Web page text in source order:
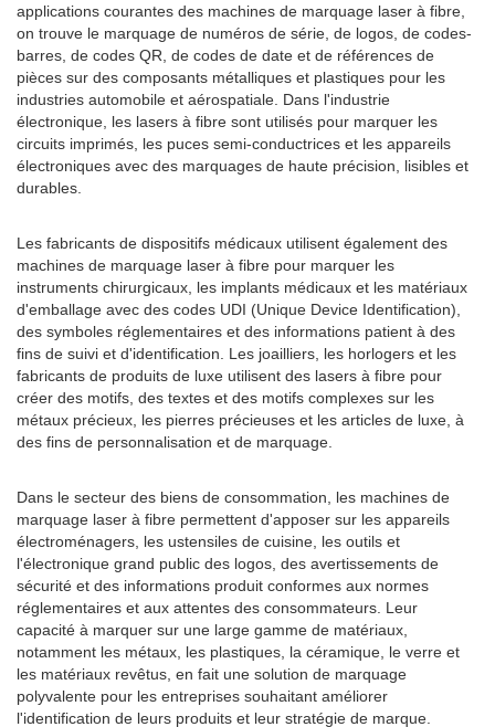
applications courantes des machines de marquage laser à fibre,
on trouve le marquage de numéros de série, de logos, de codes-
barres, de codes QR, de codes de date et de références de
pièces sur des composants métalliques et plastiques pour les
industries automobile et aérospatiale. Dans l'industrie
électronique, les lasers à fibre sont utilisés pour marquer les
circuits imprimés, les puces semi-conductrices et les appareils
électroniques avec des marquages de haute précision, lisibles et
durables.
Les fabricants de dispositifs médicaux utilisent également des
machines de marquage laser à fibre pour marquer les
instruments chirurgicaux, les implants médicaux et les matériaux
d'emballage avec des codes UDI (Unique Device Identification),
des symboles réglementaires et des informations patient à des
fins de suivi et d'identification. Les joailliers, les horlogers et les
fabricants de produits de luxe utilisent des lasers à fibre pour
créer des motifs, des textes et des motifs complexes sur les
métaux précieux, les pierres précieuses et les articles de luxe, à
des fins de personnalisation et de marquage.
Dans le secteur des biens de consommation, les machines de
marquage laser à fibre permettent d'apposer sur les appareils
électroménagers, les ustensiles de cuisine, les outils et
l'électronique grand public des logos, des avertissements de
sécurité et des informations produit conformes aux normes
réglementaires et aux attentes des consommateurs. Leur
capacité à marquer sur une large gamme de matériaux,
notamment les métaux, les plastiques, la céramique, le verre et
les matériaux revêtus, en fait une solution de marquage
polyvalente pour les entreprises souhaitant améliorer
l'identification de leurs produits et leur stratégie de marque.